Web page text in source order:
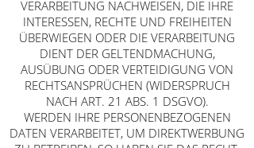
VERARBEITUNG NACHWEISEN, DIE IHRE
INTERESSEN, RECHTE UND FREIHEITEN
ÜBERWIEGEN ODER DIE VERARBEITUNG
DIENT DER GELTENDMACHUNG,
AUSÜBUNG ODER VERTEIDIGUNG VON
RECHTSANSPRÜCHEN (WIDERSPRUCH
NACH ART. 21 ABS. 1 DSGVO).
WERDEN IHRE PERSONENBEZOGENEN
DATEN VERARBEITET, UM DIREKTWERBUNG